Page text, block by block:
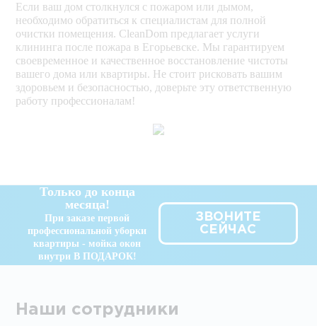
Если ваш дом столкнулся с пожаром или дымом,
необходимо обратиться к специалистам для полной
очистки помещения. CleanDom предлагает услуги
клининга после пожара в Егорьевске. Мы гарантируем
своевременное и качественное восстановление чистоты
вашего дома или квартиры. Не стоит рисковать вашим
здоровьем и безопасностью, доверьте эту ответственную
работу профессионалам!
Только до конца
месяца!
При заказе первой
профессиональной уборки
квартиры - мойка окон
внутри В ПОДАРОК!
ЗВОНИТЕ
СЕЙЧАС
Наши сотрудники